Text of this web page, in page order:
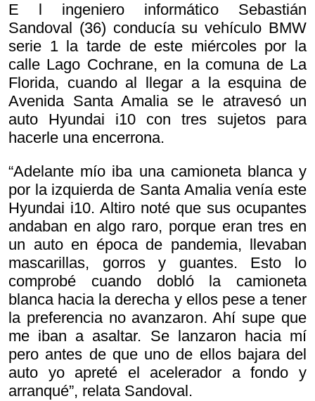
E l ingeniero informático Sebastián
Sandoval (36) conducía su vehículo BMW
serie 1 la tarde de este miércoles por la
calle Lago Cochrane, en la comuna de La
Florida, cuando al llegar a la esquina de
Avenida Santa Amalia se le atravesó un
auto Hyundai i10 con tres sujetos para
hacerle una encerrona.
“Adelante mío iba una camioneta blanca y
por la izquierda de Santa Amalia venía este
Hyundai i10. Altiro noté que sus ocupantes
andaban en algo raro, porque eran tres en
un auto en época de pandemia, llevaban
mascarillas, gorros y guantes. Esto lo
comprobé cuando dobló la camioneta
blanca hacia la derecha y ellos pese a tener
la preferencia no avanzaron. Ahí supe que
me iban a asaltar. Se lanzaron hacia mí
pero antes de que uno de ellos bajara del
auto yo apreté el acelerador a fondo y
arranqué”, relata Sandoval.